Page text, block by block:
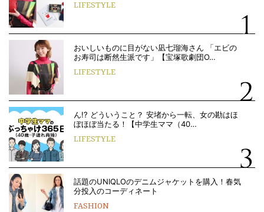
LIFESTYLE
おいしいものに目がない凪七瑠海さん 「エビの
お寿司は断然生派です」【宝塚歌劇団O…
LIFESTYLE
ん!? どういうこと？ 安堵から一転、女の勘はほ
ぼほぼ当たる！【中学生ママ（40…
LIFESTYLE
話題のUNIQLOのデニムジャケットを購入！春気
分投入のコーディネート
FASHION